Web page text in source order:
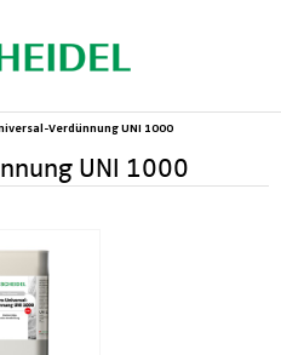
Verdünnung UNI 1000
UNI 1000